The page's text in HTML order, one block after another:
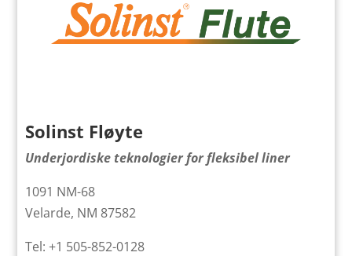
Solinst Fløyte
Underjordiske teknologier for fleksibel liner
1091 NM-68
Velarde, NM 87582
Tel: +1 505-852-0128